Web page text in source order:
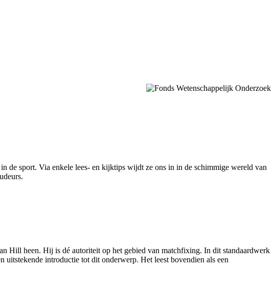
de sport. Via enkele lees- en kijktips wijdt ze ons in in de schimmige wereld van
Hill heen. Hij is dé autoriteit op het gebied van matchfixing. In dit standaardwerk
introductie tot dit onderwerp. Het leest bovendien als een